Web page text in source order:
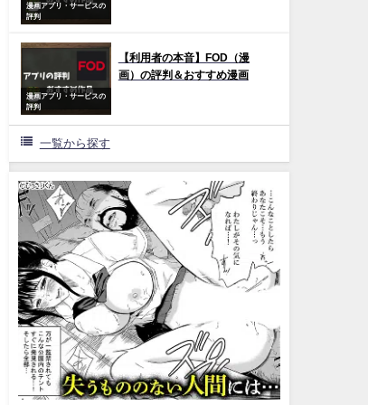
漫画アプリ・サービスの
評判
漫画アプリ・サービスの
評判
【利用者の本音】FOD（漫
画）の評判＆おすすめ漫画
一覧から探す